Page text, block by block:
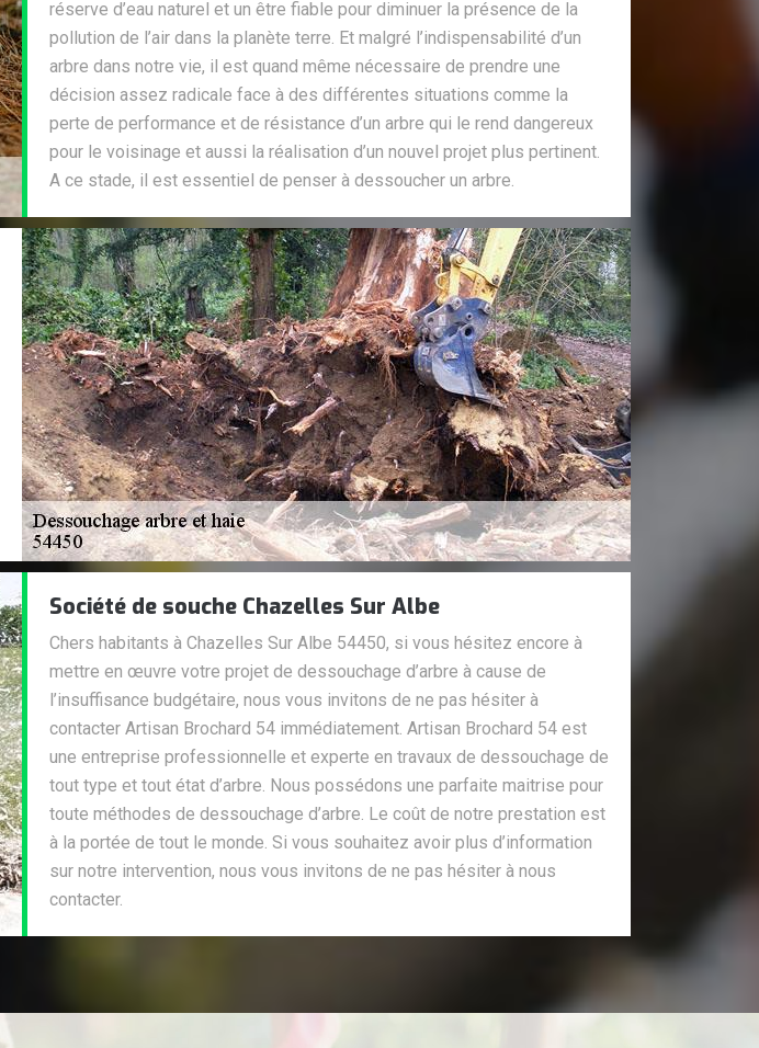
réserve d’eau naturel et un être fiable pour diminuer la présence de la
pollution de l’air dans la planète terre. Et malgré l’indispensabilité d’un
arbre dans notre vie, il est quand même nécessaire de prendre une
décision assez radicale face à des différentes situations comme la
perte de performance et de résistance d’un arbre qui le rend dangereux
pour le voisinage et aussi la réalisation d’un nouvel projet plus pertinent.
A ce stade, il est essentiel de penser à dessoucher un arbre.
Société de souche Chazelles Sur Albe
Chers habitants à Chazelles Sur Albe 54450, si vous hésitez encore à
mettre en œuvre votre projet de dessouchage d’arbre à cause de
l’insuffisance budgétaire, nous vous invitons de ne pas hésiter à
contacter Artisan Brochard 54 immédiatement. Artisan Brochard 54 est
une entreprise professionnelle et experte en travaux de dessouchage de
tout type et tout état d’arbre. Nous possédons une parfaite maitrise pour
toute méthodes de dessouchage d’arbre. Le coût de notre prestation est
à la portée de tout le monde. Si vous souhaitez avoir plus d’information
sur notre intervention, nous vous invitons de ne pas hésiter à nous
contacter.